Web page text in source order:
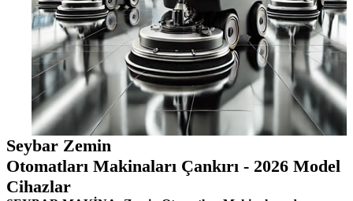
Seybar Zemin
Otomatları Makinaları Çankırı - 2026 Model
Cihazlar